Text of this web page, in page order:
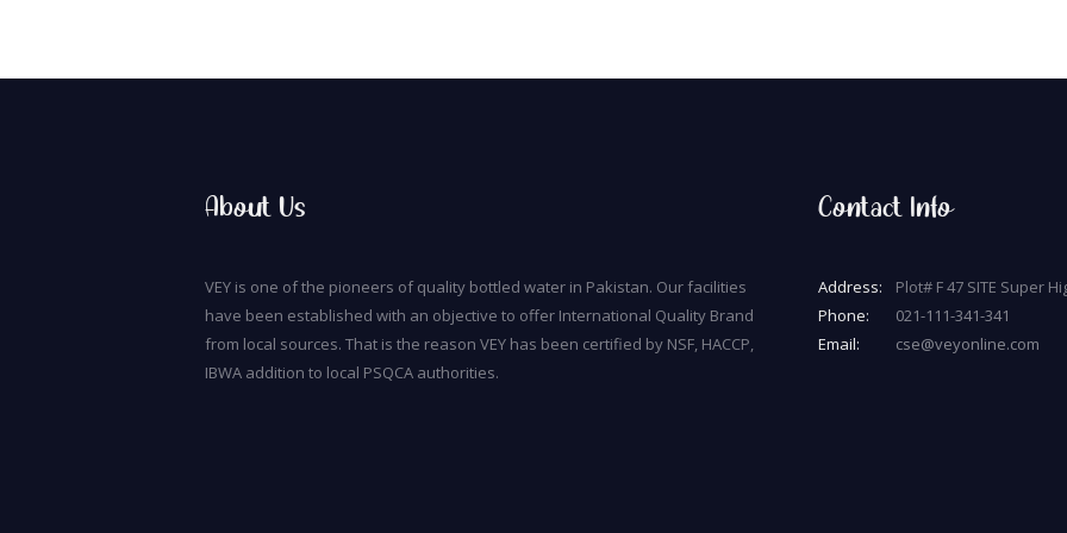
About Us
VEY is one of the pioneers of quality bottled water in Pakistan. Our facilities
have been established with an objective to offer International Quality Brand
from local sources. That is the reason VEY has been certified by NSF, HACCP,
IBWA addition to local PSQCA authorities.
Contact Info
Address:
Plot# F 47 SITE Super
Phone:
021-111-341-341
Email:
cse@veyonline.com